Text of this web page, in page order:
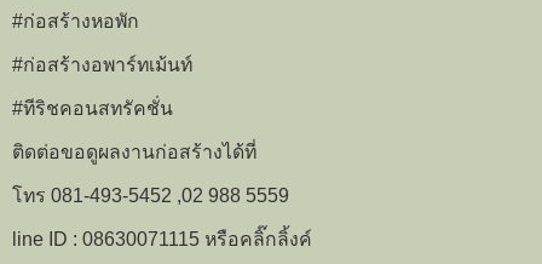
#ก่อสร้างหอพัก
#ก่อสร้างอพาร์ทเม้นท์
#ทีริชคอนสทรัคชั่น
ติดต่อขอดูผลงานก่อสร้างได้ที่
โทร 081-493-5452 ,02 988 5559
line ID : 08630071115 หรือคลิ๊กลิ้งค์